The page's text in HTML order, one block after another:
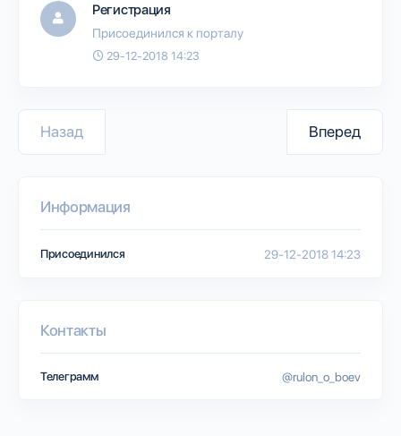
Регистрация
Присоединился к порталу
29-12-2018 14:23
Назад Вперед
Информация
Присоединился 29-12-2018 14:23
Контакты
Телеграмм @rulon_o_boev